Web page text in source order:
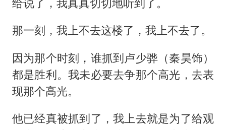
那一刻，我上不去这楼了，我上不去了。
因为那个时刻，谁抓到卢少骅（秦昊饰）
都是胜利。我未必要去争那个高光，去表
现那个高光。
他已经真被抓到了，我上去就是为了给观